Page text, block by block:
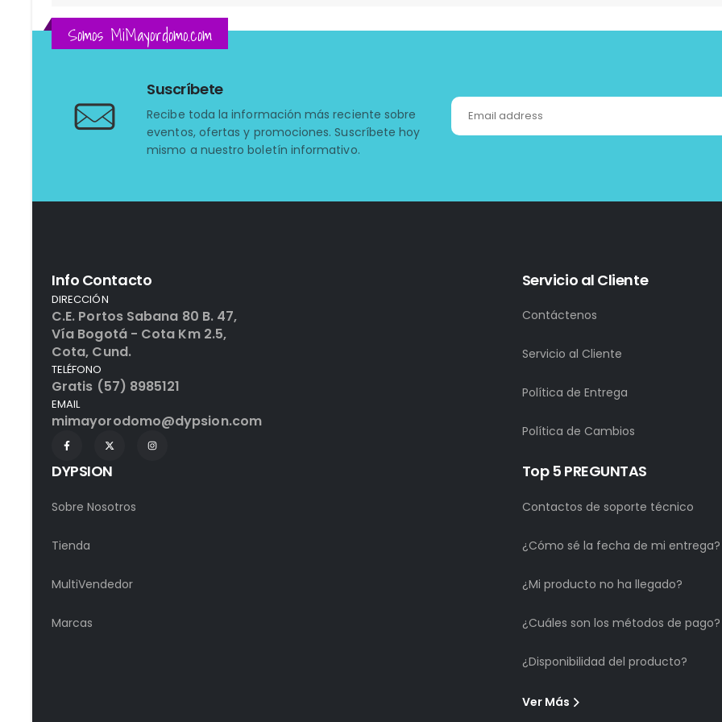
Somos MiMayordomo.com
Suscríbete
Recibe toda la información más reciente sobre
eventos, ofertas y promociones. Suscríbete hoy
mismo a nuestro boletín informativo.
Info Contacto
DIRECCIÓN
C.E. Portos Sabana 80 B. 47,
Vía Bogotá - Cota Km 2.5,
Cota, Cund.
TELÉFONO
Gratis (57) 8985121
EMAIL
mimayorodomo@dypsion.com
Servicio al Cliente
Contáctenos
Servicio al Cliente
Política de Entrega
Política de Cambios
DYPSION
Sobre Nosotros
Tienda
MultiVendedor
Marcas
Top 5 PREGUNTAS
Contactos de soporte técnico
¿Cómo sé la fecha de mi entrega?
¿Mi producto no ha llegado?
¿Cuáles son los métodos de pago?
¿Disponibilidad del producto?
Ver Más